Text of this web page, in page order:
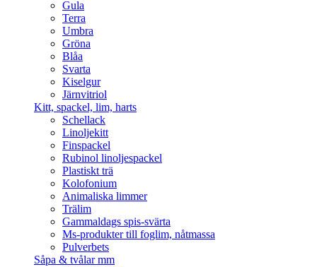
Gula
Terra
Umbra
Gröna
Blåa
Svarta
Kiselgur
Järnvitriol
Kitt, spackel, lim, harts
Schellack
Linoljekitt
Finspackel
Rubinol linoljespackel
Plastiskt trä
Kolofonium
Animaliska limmer
Trälim
Gammaldags spis-svärta
Ms-produkter till foglim, nåtmassa
Pulverbets
Såpa & tvålar mm